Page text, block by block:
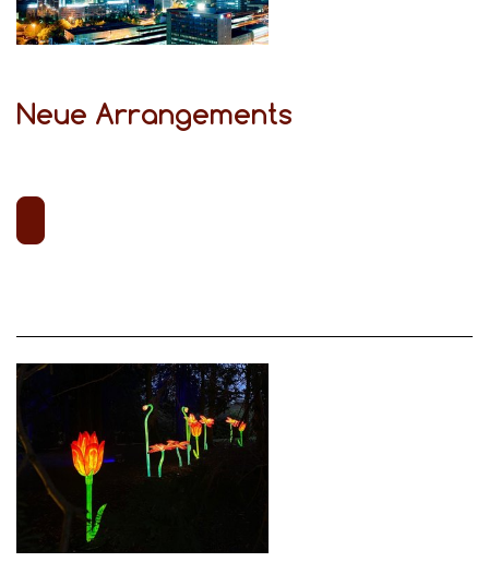
Neue Arrangements